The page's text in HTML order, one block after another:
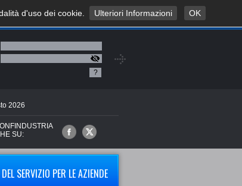
?
2026
SU:
SERVIZIO PER LE AZIENDE
d'uso dei cookie. Ulteriori Informazioni OK